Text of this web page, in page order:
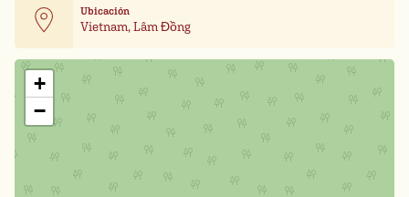
Ubicación
Vietnam, Lâm Đồng
+
−